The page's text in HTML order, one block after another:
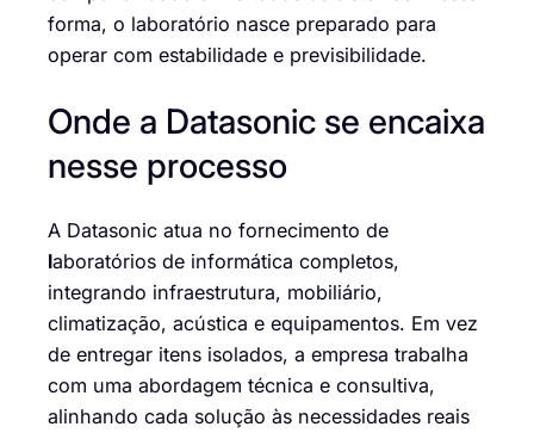
forma, o laboratório nasce preparado para
operar com estabilidade e previsibilidade.
Onde a Datasonic se encaixa
nesse processo
A Datasonic atua no fornecimento de
laboratórios de informática completos,
integrando infraestrutura, mobiliário,
climatização, acústica e equipamentos. Em vez
de entregar itens isolados, a empresa trabalha
com uma abordagem técnica e consultiva,
alinhando cada solução às necessidades reais